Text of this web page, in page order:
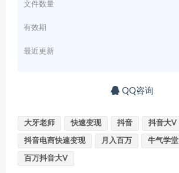
文件数量
有效期
最近更新
QQ咨询
大牙老师 快速变现 抖音 抖音大V
抖音电商快速变现 月入百万 牛气学堂
百万抖音大V